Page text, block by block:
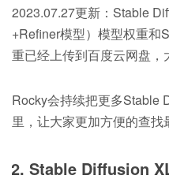
2023.07.27更新：Stable
+Refiner模型）模型权重和
重已经上传到百度云网盘，
Rocky会持续把更多Stable
里，让大家更加方便的查找
2. Stable Diffusion